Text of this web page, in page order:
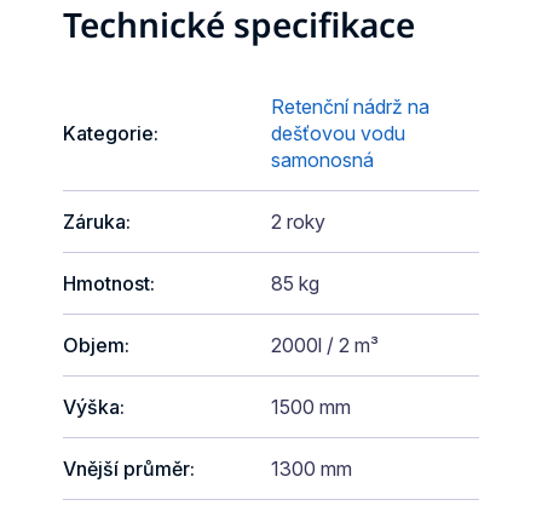
Technické specifikace
Kategorie:
Retenční nádrž na
dešťovou vodu
samonosná
Záruka: 2 roky
Hmotnost: 85 kg
Objem: 2000l / 2 m³
Výška: 1500 mm
Vnější průměr: 1300 mm